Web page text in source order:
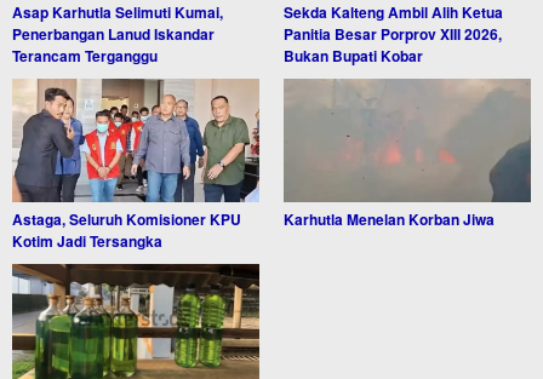
Asap Karhutla Selimuti Kumai,
Penerbangan Lanud Iskandar
Terancam Terganggu
Sekda Kalteng Ambil Alih Ketua
Panitia Besar Porprov XIII 2026,
Bukan Bupati Kobar
Astaga, Seluruh Komisioner KPU
Kotim Jadi Tersangka
Karhutla Menelan Korban Jiwa